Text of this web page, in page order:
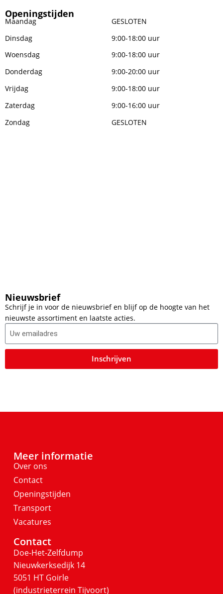
Openingstijden
Maandag
GESLOTEN
Dinsdag
9:00-18:00 uur
Woensdag
9:00-18:00 uur
Donderdag
9:00-20:00 uur
Vrijdag
9:00-18:00 uur
Zaterdag
9:00-16:00 uur
Zondag
GESLOTEN
Nieuwsbrief
Schrijf je in voor de nieuwsbrief en blijf op de hoogte van het
nieuwste assortiment en laatste acties.
Inschrijven
Meer informatie
Over ons
Contact
Openingstijden
Transport
Vacatures
Contact
Doe-Het-Zelfdump
Nieuwkerksedijk 14
5051 HT Goirle
(industrieterrein Tijvoort)